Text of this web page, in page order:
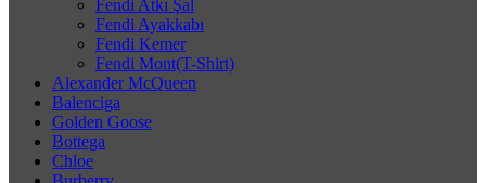
Fendi Atkı Şal
Fendi Ayakkabı
Fendi Kemer
Fendi Mont(T-Shirt)
Alexander McQueen
Balenciga
Golden Goose
Bottega
Chloe